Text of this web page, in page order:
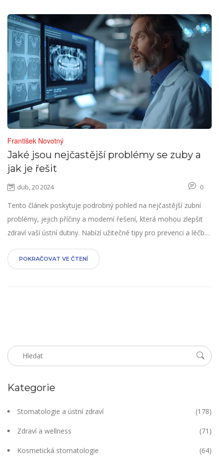
František Novotný
Jaké jsou nejčastější problémy se zuby a
jak je řešit
dub, 20 2024 0
Tento článek poskytuje podrobný pohled na nejčastější zubní
problémy, jejich příčiny a moderní řešení, která mohou zlepšit
zdraví vaší ústní dutiny. Nabízí užitečné tipy pro prevenci a léčbu
článek zabývá technikami správného čištění zubů a nejnovějšími
POKRAČOVAT VE ČTENÍ
Kategorie
Stomatologie a ústní zdraví (178)
Zdraví a wellness (71)
Kosmetická stomatologie (64)